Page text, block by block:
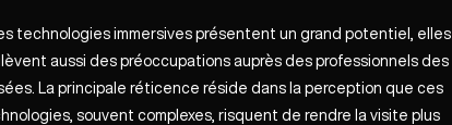
technologies immersives présentent un grand potentiel, elles
aussi des préoccupations auprès des professionnels des
La principale réticence réside dans la perception que ces
souvent complexes, risquent de rendre la visite plus